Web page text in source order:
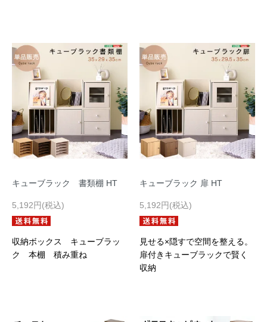
キューブラック 書類棚 HT
5,192円(税込)
収納ボックス キューブラッ
ク 本棚 積み重ね
キューブラック 扉 HT
5,192円(税込)
見せる×隠すで空間を整える。
扉付きキューブラックで賢く
収納